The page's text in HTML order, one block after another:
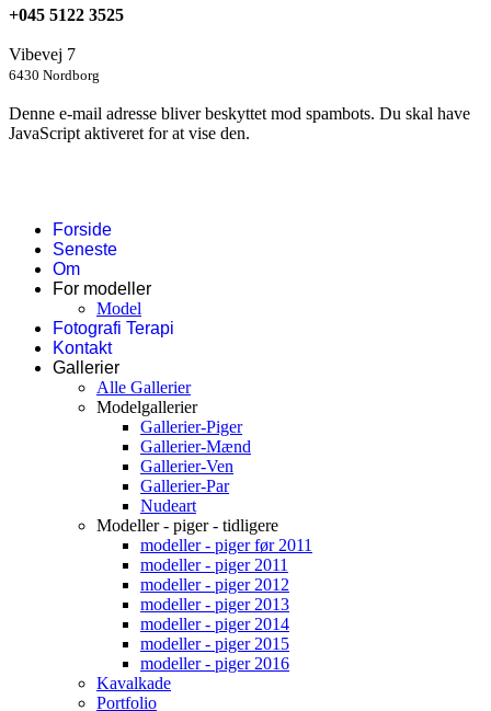
+045 5122 3525
Vibevej 7
6430 Nordborg
Denne e-mail adresse bliver beskyttet mod spambots. Du skal have
JavaScript aktiveret for at vise den.
Forside
Seneste
Om
For modeller
Model
Fotografi Terapi
Kontakt
Gallerier
Alle Gallerier
Modelgallerier
Gallerier-Piger
Gallerier-Mænd
Gallerier-Ven
Gallerier-Par
Nudeart
Modeller - piger - tidligere
modeller - piger før 2011
modeller - piger 2011
modeller - piger 2012
modeller - piger 2013
modeller - piger 2014
modeller - piger 2015
modeller - piger 2016
Kavalkade
Portfolio